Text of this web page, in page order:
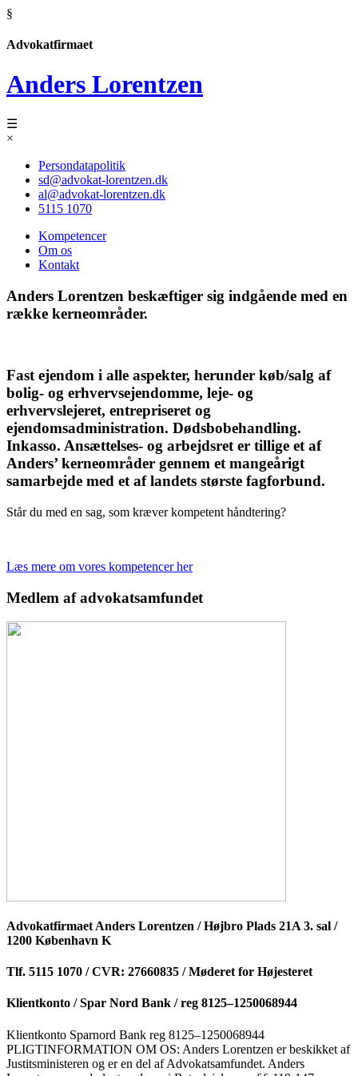
§
Advokatfirmaet
Anders Lorentzen
☰
×
Persondatapolitik
sd@advokat-lorentzen.dk
al@advokat-lorentzen.dk
5115 1070
Kompetencer
Om os
Kontakt
Anders Lorentzen beskæftiger sig indgående med en
række kerneområder.
Fast ejendom i alle aspekter, herunder køb/salg af
bolig- og erhvervsejendomme, leje- og
erhvervslejeret, entrepriseret og
ejendomsadministration. Dødsbobehandling.
Inkasso. Ansættelses- og arbejdsret er tillige et af
Anders’ kerneområder gennem et mangeårigt
samarbejde med et af landets største fagforbund.
Står du med en sag, som kræver kompetent håndtering?
Læs mere om vores kompetencer her
Medlem af advokatsamfundet
Advokatfirmaet Anders Lorentzen / Højbro Plads 21A 3. sal /
1200 København K
Tlf. 5115 1070 / CVR: 27660835 / Møderet for Højesteret
Klientkonto / Spar Nord Bank / reg 8125–1250068944
Klientkonto Sparnord Bank reg 8125–1250068944
PLIGTINFORMATION OM OS: Anders Lorentzen er beskikket af
Justitsministeren og er en del af Advokatsamfundet. Anders